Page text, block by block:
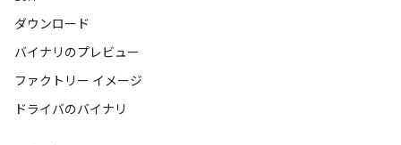
ダウンロード
バイナリのプレビュー
ファクトリー イメージ
ドライバのバイナリ